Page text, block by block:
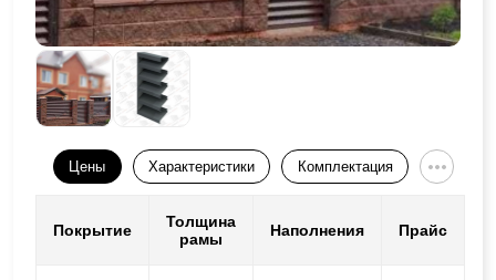
Цены Характеристики Комплектация
Покрытие
Толщина
рамы
Наполнения Прайс